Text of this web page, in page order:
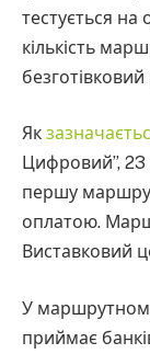
тестується на
кількість
Як
Цифровий”, 23
першу
оплатою.
Виставковий
У
приймає